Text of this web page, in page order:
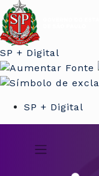
SP + Digital
SP + Digital